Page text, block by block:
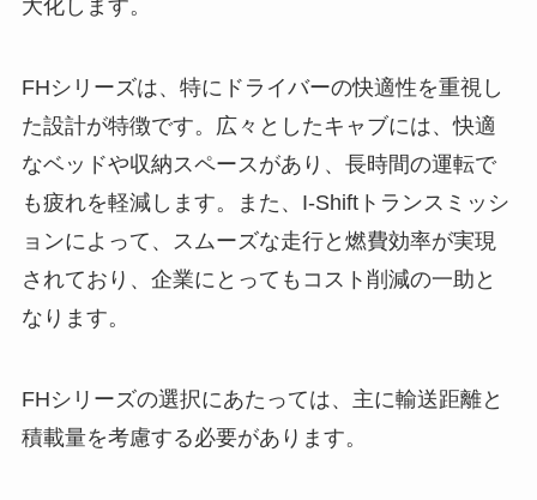
大化します。
FHシリーズは、特にドライバーの快適性を重視し
た設計が特徴です。広々としたキャブには、快適
なベッドや収納スペースがあり、長時間の運転で
も疲れを軽減します。また、I-Shiftトランスミッシ
ョンによって、スムーズな走行と燃費効率が実現
されており、企業にとってもコスト削減の一助と
なります。
FHシリーズの選択にあたっては、主に輸送距離と
積載量を考慮する必要があります。